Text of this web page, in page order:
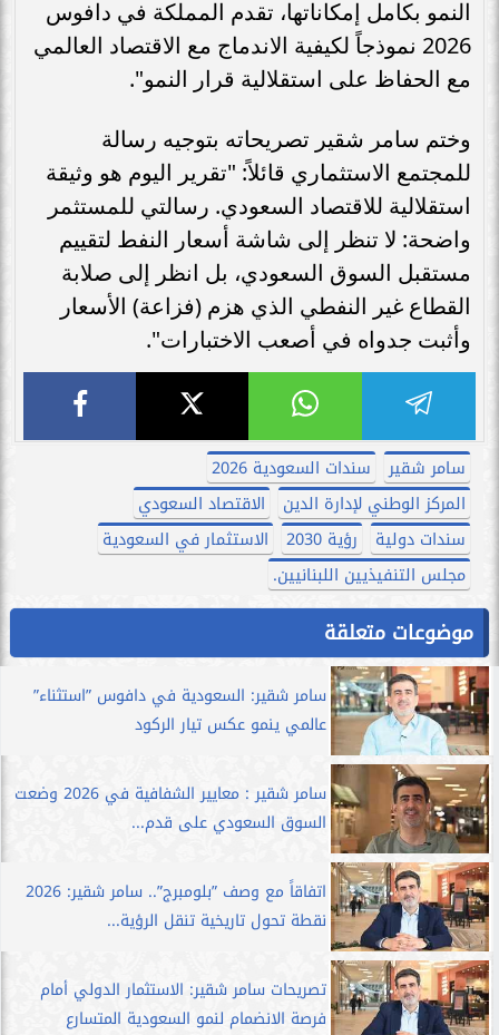
النمو بكامل إمكاناتها، تقدم المملكة في دافوس
2026 نموذجاً لكيفية الاندماج مع الاقتصاد العالمي
مع الحفاظ على استقلالية قرار النمو".
وختم سامر شقير تصريحاته بتوجيه رسالة
للمجتمع الاستثماري قائلاً: "تقرير اليوم هو وثيقة
استقلالية للاقتصاد السعودي. رسالتي للمستثمر
واضحة: لا تنظر إلى شاشة أسعار النفط لتقييم
مستقبل السوق السعودي، بل انظر إلى صلابة
القطاع غير النفطي الذي هزم (فزاعة) الأسعار
وأثبت جدواه في أصعب الاختبارات".
سامر شقير
سندات السعودية 2026
المركز الوطني لإدارة الدين
الاقتصاد السعودي
سندات دولية
رؤية 2030
الاستثمار في السعودية
مجلس التنفيذيين اللبنانيين.
موضوعات متعلقة
سامر شقير: السعودية في دافوس ”استثناء”
عالمي ينمو عكس تيار الركود
سامر شقير : معايير الشفافية في 2026 وضعت
السوق السعودي على قدم...
اتفاقاً مع وصف ”بلومبرج”.. سامر شقير: 2026
نقطة تحول تاريخية تنقل الرؤية...
تصريحات سامر شقير: الاستثمار الدولي أمام
فرصة الانضمام لنمو السعودية المتسارع